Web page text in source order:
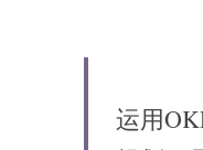
运用